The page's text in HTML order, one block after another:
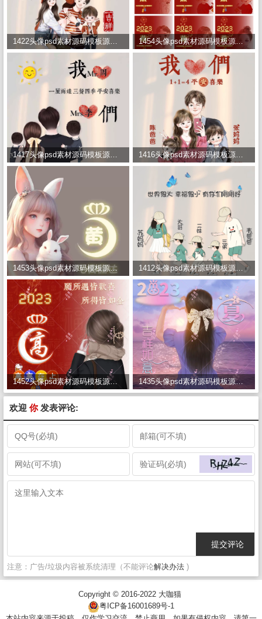
1422头像psd素材源码模板源文件 QQ微信抖音快手小红书很火的签名百家姓氏头像制作教程软件 1454头像psd素材源码模板源文件 QQ微信抖音快手小红书很火的签名百家姓氏头像制作教程软件
1417头像psd素材源码模板源文件 QQ微信抖音快手小红书很火的签名百家姓氏头像制作教程软件 1416头像psd素材源码模板源文件 QQ微信抖音快手小红书很火的签名百家姓氏头像制作教程软件
1453头像psd素材源码模板源文件 QQ微信抖音快手小红书很火的签名百家姓氏头像制作教程软件 1412头像psd素材源码模板源文件 QQ微信抖音快手小红书很火的签名百家姓氏头像制作教程软件
1452头像psd素材源码模板源文件 QQ微信抖音快手小红书很火的签名百家姓氏头像制作教程软件 1435头像psd素材源码模板源文件 QQ微信抖音快手小红书很火的签名百家姓氏头像制作教程软件
欢迎 你发表评论:
注意：广告/垃圾内容被系统清理（不能评论解决办法 )
Copyright © 2016-2022 大咖猫
粤ICP备16001689号-1